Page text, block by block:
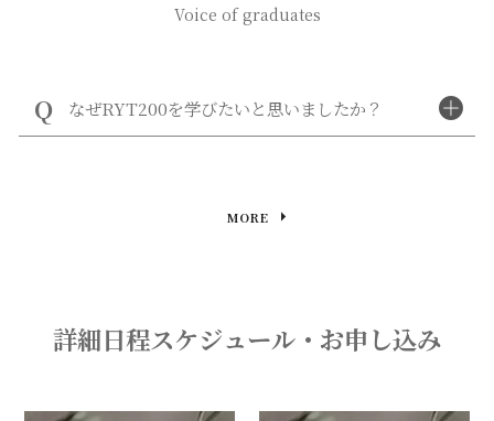
Voice of graduates
なぜRYT200を学びたいと思いましたか？
MORE
詳細日程スケジュール・お申し込み